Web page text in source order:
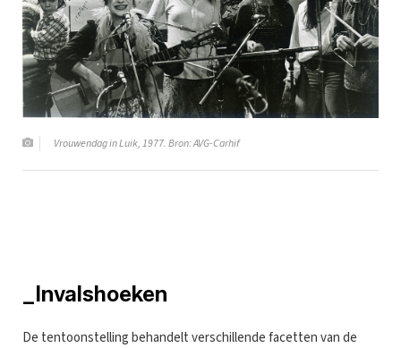
Vrouwendag in Luik, 1977. Bron: AVG-Carhif
_Invalshoeken
De tentoonstelling behandelt verschillende facetten van de